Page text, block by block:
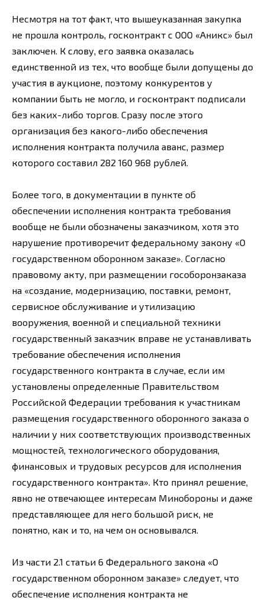
Несмотря на тот факт, что вышеуказанная закупка
не прошла контроль, госконтракт с ООО «Аникс» был
заключен. К слову, его заявка оказалась
единственной из тех, что вообще были допущены до
участия в аукционе, поэтому конкурентов у
компании быть не могло, и госконтракт подписали
без каких-либо торгов. Сразу после этого
организация без какого-либо обеспечения
исполнения контракта получила аванс, размер
которого составил 282 160 968 рублей.
Более того, в документации в пункте об
обеспечении исполнения контракта требования
вообще не были обозначены заказчиком, хотя это
нарушение противоречит федеральному закону «О
государственном оборонном заказе». Согласно
правовому акту, при размещении гособоронзаказа
на «создание, модернизацию, поставки, ремонт,
сервисное обслуживание и утилизацию
вооружения, военной и специальной техники
государственный заказчик вправе не устанавливать
требование обеспечения исполнения
государственного контракта в случае, если им
установлены определенные Правительством
Российской Федерации требования к участникам
размещения государственного оборонного заказа о
наличии у них соответствующих производственных
мощностей, технологического оборудования,
финансовых и трудовых ресурсов для исполнения
государственного контракта». Кто принял решение,
явно не отвечающее интересам Минобороны и даже
представляющее для него большой риск, не
понятно, как и то, на чем он основывался.
Из части 2.1 статьи 6 Федерального закона «О
государственном оборонном заказе» следует, что
обеспечение исполнения контракта не